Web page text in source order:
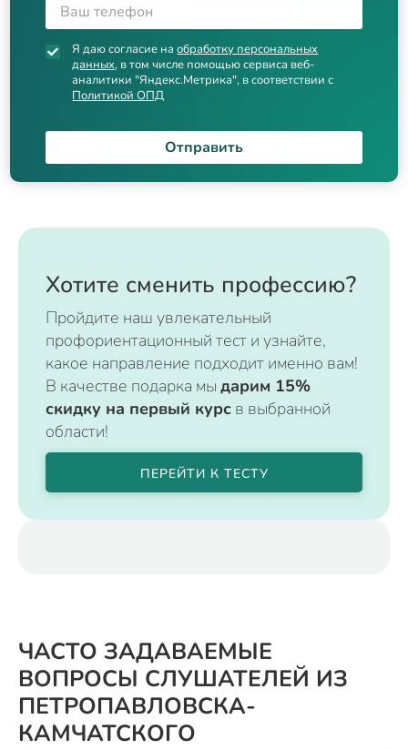
Я даю согласие наобработку персональных
данных, в том числе помощью сервиса веб-
аналитики "Яндекс.Метрика", в соответствии с
Политикой ОПД
Отправить
Хотите сменить профессию?
Пройдите наш увлекательный
профориентационный тест и узнайте,
какое направление подходит именно вам!
В качестве подарка мы дарим 15%
скидку на первый курс в выбранной
области!
ПЕРЕЙТИ К ТЕСТУ
ЧАСТО ЗАДАВАЕМЫЕ
ВОПРОСЫ СЛУШАТЕЛЕЙ ИЗ
ПЕТРОПАВЛОВСКА-
КАМЧАТСКОГО